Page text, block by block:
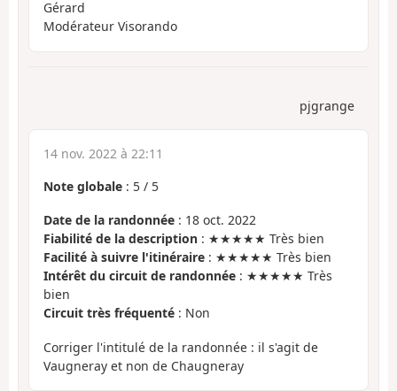
Gérard
Modérateur Visorando
pjgrange
14 nov. 2022 à 22:11
Note globale : 5 / 5
Date de la randonnée : 18 oct. 2022
Fiabilité de la description : ★★★★★ Très bien
Facilité à suivre l'itinéraire : ★★★★★ Très bien
Intérêt du circuit de randonnée : ★★★★★ Très
bien
Circuit très fréquenté : Non
Corriger l'intitulé de la randonnée : il s'agit de
Vaugneray et non de Chaugneray